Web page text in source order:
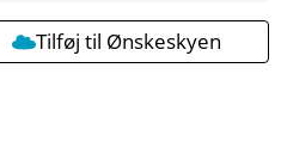
Tilføj til Ønskeskyen